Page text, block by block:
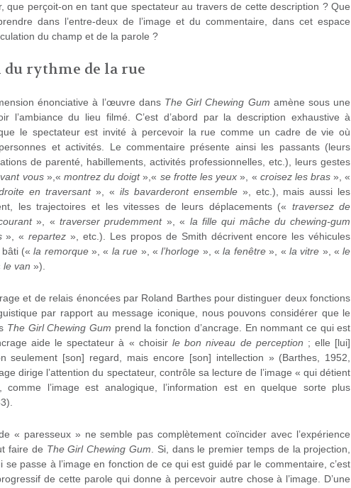
que perçoit-on en tant que spectateur au travers de cette description ? Que
dans l’entre-deux de l’image et du commentaire, dans cet espace
du champ et de la parole ?
rythme de la rue
énonciative à l’œuvre dans The Girl Chewing Gum amène sous une
l’ambiance du lieu filmé. C’est d’abord par la description exhaustive à
le spectateur est invité à percevoir la rue comme un cadre de vie où
et activités. Le commentaire présente ainsi les passants (leurs
de parenté, habillements, activités professionnelles, etc.), leurs gestes
vous»,« montrez du doigt»,« se frotte les yeux», « croisez les bras », «
en traversant», « ils bavarderont ensemble», etc.), mais aussi les
les trajectoires et les vitesses de leurs déplacements (« traversez de
», « traverser prudemment», « la fille qui mâche du chewing-gum
», «repartez », etc.). Les propos de Smith décrivent encore les véhicules
(« la remorque», « la rue », «l’horloge », «la fenêtre», « la vitre », «le
le van »).
et de relais énoncées par Roland Barthes pour distinguer deux fonctions
par rapport au message iconique, nous pouvons considérer que le
The Girl Chewing Gum prend la fonction d’ancrage. En nommant ce qui est
aide le spectateur à « choisir le bon niveau de perception ; elle [lui]
seulement [son] regard, mais encore [son] intellection » (Barthes, 1952,
dirige l’attention du spectateur, contrôle sa lecture de l’image « qui détient
l’image est analogique, l’information est en quelque sorte plus
« paresseux » ne semble pas complètement coïncider avec l’expérience
faire de The Girl Chewing Gum . Si, dans le premier temps de la projection,
se passe à l’image en fonction de ce qui est guidé par le commentaire, c’est
de cette parole qui donne à percevoir autre chose à l’image. D’une